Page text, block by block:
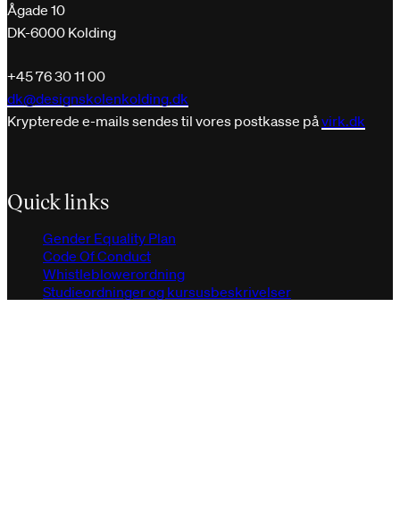
Ågade 10
DK-6000 Kolding
+45 76 30 11 00
dk@designskolenkolding.dk
Krypterede e-mails sendes til vores postkasse påvirk.dk
Quick links
Gender Equality Plan
Code Of Conduct
Whistleblowerordning
Studieordninger og kursusbeskrivelser